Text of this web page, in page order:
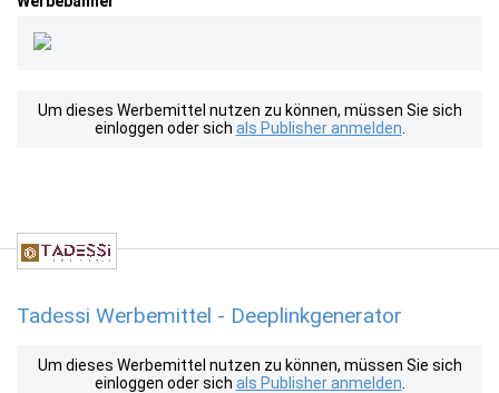
Um dieses Werbemittel nutzen zu können, müssen Sie sich
einloggen oder sich als Publisher anmelden
Tadessi Werbemittel - Deeplinkgenerator
Um dieses Werbemittel nutzen zu können, müssen Sie sich
einloggen oder sich als Publisher anmelden